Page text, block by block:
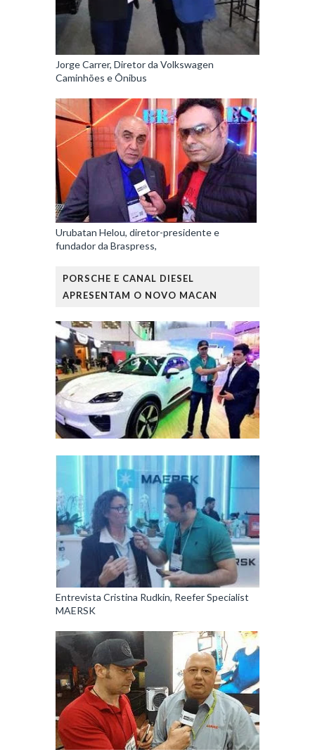
Jorge Carrer, Diretor da Volkswagen
Caminhões e Ônibus
Urubatan Helou, diretor-presidente e
fundador da Braspress,
PORSCHE E CANAL DIESEL
APRESENTAM O NOVO MACAN
Entrevista Cristina Rudkin, Reefer Specialist
MAERSK